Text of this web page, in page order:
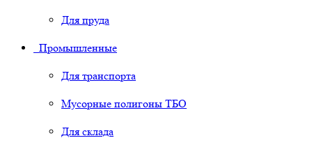
Для пруда
Промышленные
Для транспорта
Мусорные полигоны ТБО
Для склада